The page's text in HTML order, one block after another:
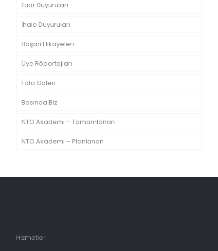
Fuar Duyuruları
İhale Duyuruları
Başarı Hikayeleri
Üye Röportajları
Foto Galeri
Basında Biz
NTO Akademi – Tamamlanan
NTO Akademi – Planlanan
Hizmetler